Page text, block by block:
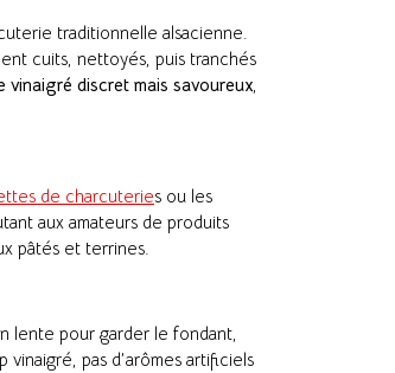
traditionnelle alsacienne.
cuits, nettoyés, puis tranchés
vinaigré discret mais savoureux,
de charcuteries ou les
aux amateurs de produits
pâtés et terrines.
lente pour garder le fondant,
pas d’arômes artificiels